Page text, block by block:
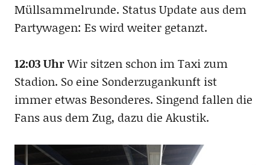
Müllsammelrunde. Status Update aus dem
Partywagen: Es wird weiter getanzt.
12:03 UhrWir sitzen schon im Taxi zum
Stadion. So eine Sonderzugankunft ist
immer etwas Besonderes. Singend fallen die
Fans aus dem Zug, dazu die Akustik.